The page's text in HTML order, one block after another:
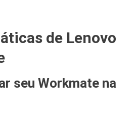
de Lenovo
seu Workmate na